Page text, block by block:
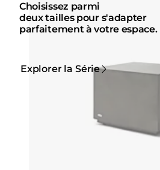
Choisissez parmi
deux tailles pour s'adapter
parfaitement à votre espace.
Explorer la Série